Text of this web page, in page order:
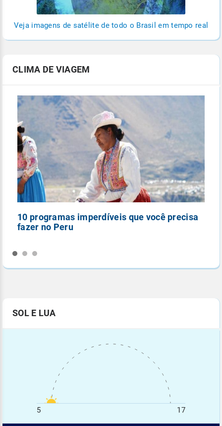
Veja imagens de satélite de todo o Brasil em tempo real
CLIMA DE VIAGEM
10 programas imperdíveis que você precisa
fazer no Peru
SOL E LUA
5 17